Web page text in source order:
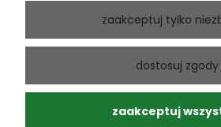
Andrzej
Ponowny zakup sprawdzonego
zaakceptuj tylko
dostosuj zgody
zaakceptuj